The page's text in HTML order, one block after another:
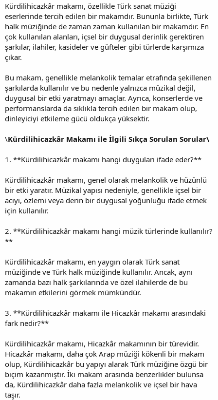
Kürdilihicazkâr makamı, özellikle Türk sanat müziği
eserlerinde tercih edilen bir makamdır. Bununla birlikte, Türk
halk müziğinde de zaman zaman kullanılan bir makamdır. En
çok kullanılan alanları, içsel bir duygusal derinlik gerektiren
şarkılar, ilahiler, kasideler ve güfteler gibi türlerde karşımıza
çıkar.
Bu makam, genellikle melankolik temalar etrafında şekillenen
şarkılarda kullanılır ve bu nedenle yalnızca müzikal değil,
duygusal bir etki yaratmayı amaçlar. Ayrıca, konserlerde ve
performanslarda da sıklıkla tercih edilen bir makam olup,
dinleyiciyi etkileme gücü oldukça yüksektir.
\Kürdilihicazkâr Makamı ile İlgili Sıkça Sorulan Sorular\
1. **Kürdilihicazkâr makamı hangi duyguları ifade eder?**
Kürdilihicazkâr makamı, genel olarak melankolik ve hüzünlü
bir etki yaratır. Müzikal yapısı nedeniyle, genellikle içsel bir
acıyı, özlemi veya derin bir duygusal yoğunluğu ifade etmek
için kullanılır.
2. **Kürdilihicazkâr makamı hangi müzik türlerinde kullanılır?
**
Kürdilihicazkâr makamı, en yaygın olarak Türk sanat
müziğinde ve Türk halk müziğinde kullanılır. Ancak, aynı
zamanda bazı halk şarkılarında ve özel ilahilerde de bu
makamın etkilerini görmek mümkündür.
3. **Kürdilihicazkâr makamı ile Hicazkâr makamı arasındaki
fark nedir?**
Kürdilihicazkâr makamı, Hicazkâr makamının bir türevidir.
Hicazkâr makamı, daha çok Arap müziği kökenli bir makam
olup, Kürdilihicazkâr bu yapıyı alarak Türk müziğine özgü bir
biçim kazanmıştır. İki makam arasında benzerlikler bulunsa
da, Kürdilihicazkâr daha fazla melankolik ve içsel bir hava
taşır.